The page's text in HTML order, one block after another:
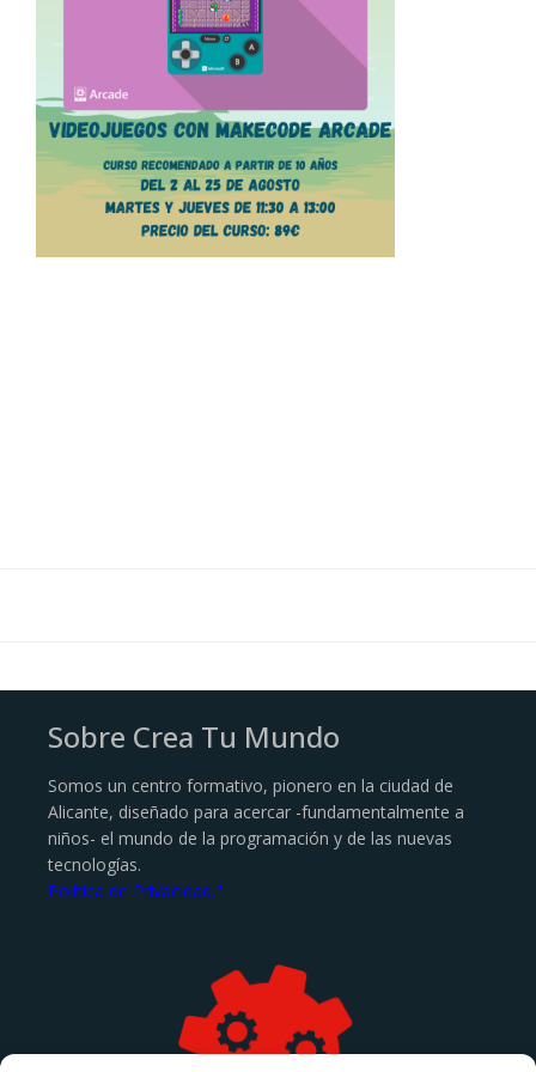
Sobre Crea Tu Mundo
Somos un centro formativo, pionero en la ciudad de
Alicante, diseñado para acercar -fundamentalmente a
niños- el mundo de la programación y de las nuevas
tecnologías.
Politica de Privacidad."